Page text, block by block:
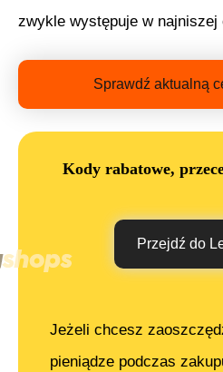
zwykle występuje w najniszej
Sprawdź aktualną
Kody rabatowe,
Przejdź do
Jeżeli chcesz
pieniądze podczas